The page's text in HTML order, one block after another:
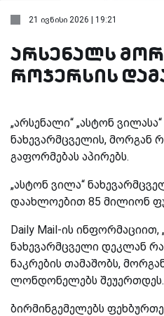
21 ივნისი 2026 | 19:21
არსენალს
როჯერსის
„არსენალი“ „ასტონ
ნახევარმცველის, მორგან
გაფორმებას აპირებს.
„ასტონ ვილა“
დაახლოებით 85 მილიონ
Daily Mail-ის ინფორმაციით,
ნახევარმცველი დეკლან
ნაკრების თამაშობს,
ლონდონელებს შეუერთდეს.
ბირმინგემელებს